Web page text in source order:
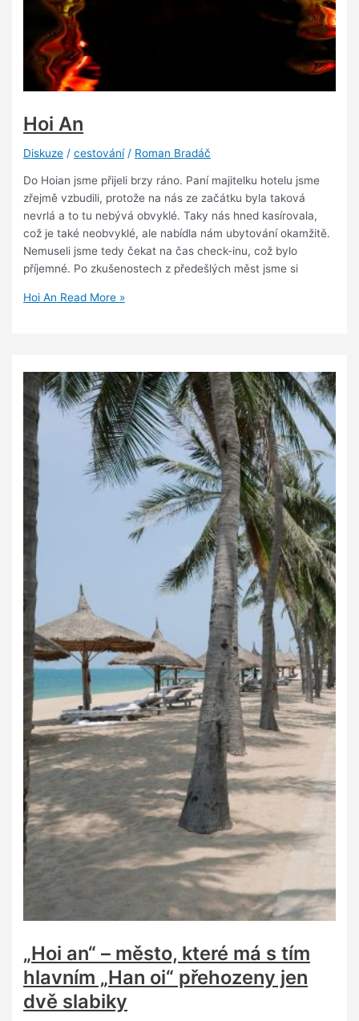
Hoi An
Diskuze /cestování/ Roman Bradáč
Do Hoian jsme přijeli brzy ráno. Paní majitelku hotelu jsme
zřejmě vzbudili, protože na nás ze začátku byla taková
nevrlá a to tu nebývá obvyklé. Taky nás hned kasírovala,
což je také neobvyklé, ale nabídla nám ubytování okamžitě.
Nemuseli jsme tedy čekat na čas check-inu, což bylo
příjemné. Po zkušenostech z předešlých měst jsme si
Hoi An Read More »
„Hoi an“ – město, které má s tím
hlavním „Han oi“ přehozeny jen
dvě slabiky